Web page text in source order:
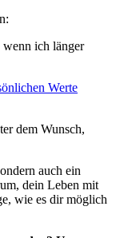
wenn ich länger
Werte
dem Wunsch,
auch ein
dein Leben mit
wie es dir möglich